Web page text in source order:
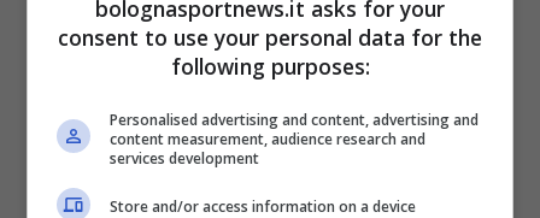
Milan, dove non c’è ancora nessuno con cui
parlare, e dunque le trattative non hanno
ancora motivo di esistere.
Come alternativa non tramonta la pista
bolognasportnews.it asks for your
consent to use your personal data for the
following purposes:
Personalised advertising and content, advertising and
content measurement, audience research and
services development
Store and/or access information on a device